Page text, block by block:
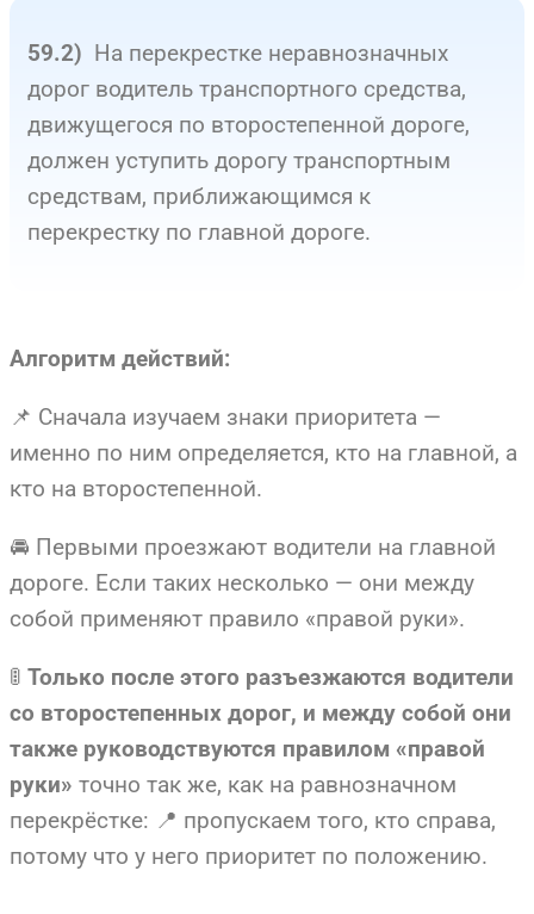
59.2) На перекрестке неравнозначных
дорог водитель транспортного средства,
движущегося по второстепенной дороге,
должен уступить дорогу транспортным
средствам, приближающимся к
перекрестку по главной дороге.
Алгоритм действий:
📌 Сначала изучаем знаки приоритета —
именно по ним определяется, кто на главной, а
кто на второстепенной.
🚘 Первыми проезжают водители на главной
дороге. Если таких несколько — они между
собой применяют правило «правой руки».
🚦 Только после этого разъезжаются водители
со второстепенных дорог, и между собой они
также руководствуются правилом «правой
руки» точно так же, как на равнозначном
перекрёстке: 📍 пропускаем того, кто справа,
потому что у него приоритет по положению.